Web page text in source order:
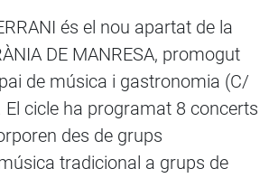
és el nou apartat de la
DE MANRESA, promogut
de música i gastronomia (C/
El cicle ha programat 8 concerts
des de grups
tradicional a grups de